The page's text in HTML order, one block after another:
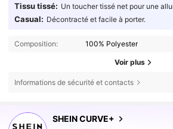
Tissu tissé: Un toucher tissé net pour une
Casual: Décontracté et facile à porter.
Composition: 100% Polyester
Voir plus
Informations de sécurité et contacts
SHEIN CURVE+
513K Suiveurs